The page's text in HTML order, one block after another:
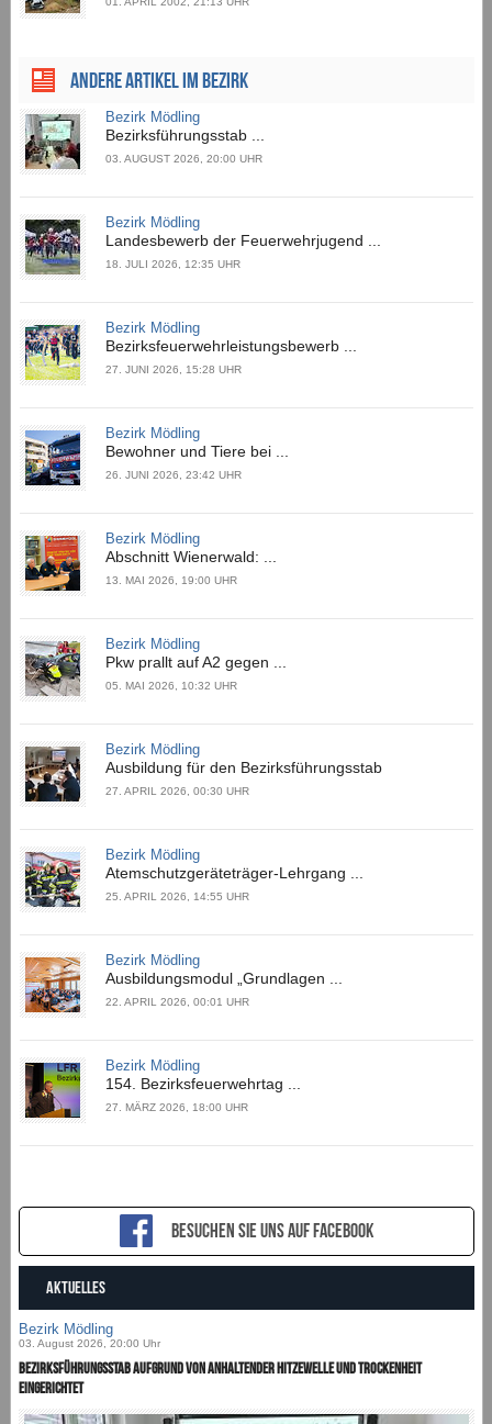
ANDERE ARTIKEL IM BEZIRK
Bezirk Mödling
Bezirksführungsstab ...
03. AUGUST 2026, 20:00 UHR
Bezirk Mödling
Landesbewerb der Feuerwehrjugend ...
18. JULI 2026, 12:35 UHR
Bezirk Mödling
Bezirksfeuerwehrleistungsbewerb ...
27. JUNI 2026, 15:28 UHR
Bezirk Mödling
Bewohner und Tiere bei ...
26. JUNI 2026, 23:42 UHR
Bezirk Mödling
Abschnitt Wienerwald: ...
13. MAI 2026, 19:00 UHR
Bezirk Mödling
Pkw prallt auf A2 gegen ...
05. MAI 2026, 10:32 UHR
Bezirk Mödling
Ausbildung für den Bezirksführungsstab
27. APRIL 2026, 00:30 UHR
Bezirk Mödling
Atemschutzgeräteträger-Lehrgang ...
25. APRIL 2026, 14:55 UHR
Bezirk Mödling
Ausbildungsmodul „Grundlagen ...
22. APRIL 2026, 00:01 UHR
Bezirk Mödling
154. Bezirksfeuerwehrtag ...
27. MÄRZ 2026, 18:00 UHR
Besuchen sie uns auf Facebook
AKTUELLES
Bezirk Mödling
03. August 2026, 20:00 Uhr
Bezirksführungsstab aufgrund von anhaltender Hitzewelle und Trockenheit
eingerichtet